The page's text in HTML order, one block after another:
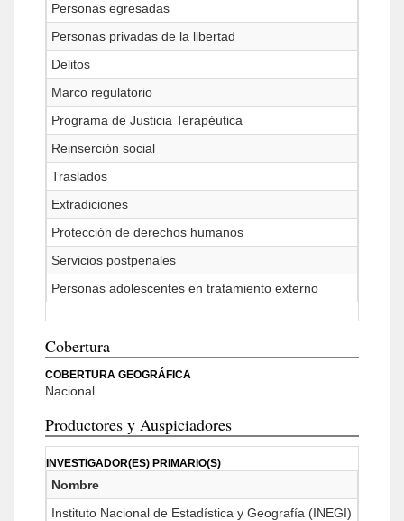
Personas egresadas
Personas privadas de la libertad
Delitos
Marco regulatorio
Programa de Justicia Terapéutica
Reinserción social
Traslados
Extradiciones
Protección de derechos humanos
Servicios postpenales
Personas adolescentes en tratamiento externo
Cobertura
COBERTURA GEOGRÁFICA
Nacional.
Productores y Auspiciadores
INVESTIGADOR(ES) PRIMARIO(S)
Nombre
Instituto Nacional de Estadística y Geografía (INEGI)